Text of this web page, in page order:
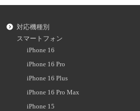
対応機種別
スマートフォン
iPhone 16
iPhone 16 Pro
iPhone 16 Plus
iPhone 16 Pro Max
iPhone 15